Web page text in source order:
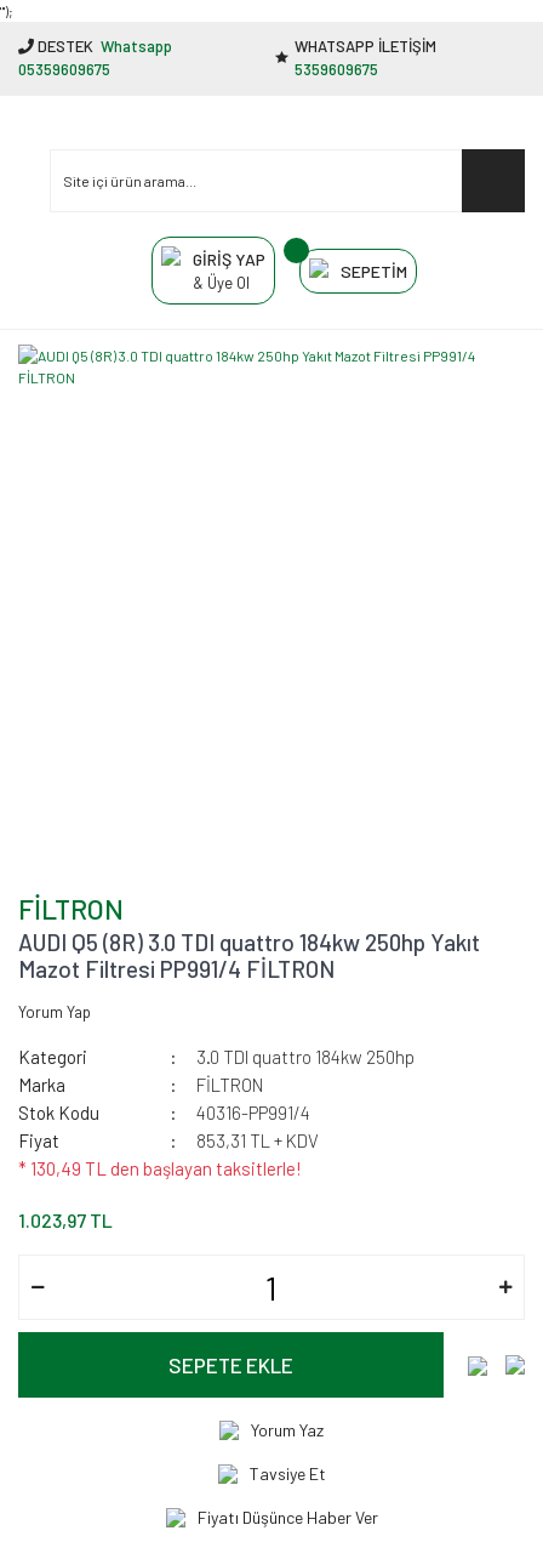
"');
DESTEK Whatsapp
05359609675
WHATSAPP İLETİŞİM
5359609675
GİRİŞ YAP
& Üye Ol
SEPETİM
FİLTRON
AUDI Q5 (8R) 3.0 TDI quattro 184kw 250hp Yakıt
Mazot Filtresi PP991/4 FİLTRON
Yorum Yap
Kategori
3.0 TDI quattro 184kw 250hp
Marka
FİLTRON
Stok Kodu
40316-PP991/4
Fiyat
853,31 TL + KDV
* 130,49 TL den başlayan taksitlerle!
1.023,97 TL
SEPETE EKLE
Yorum Yaz
Tavsiye Et
Fiyatı Düşünce Haber Ver